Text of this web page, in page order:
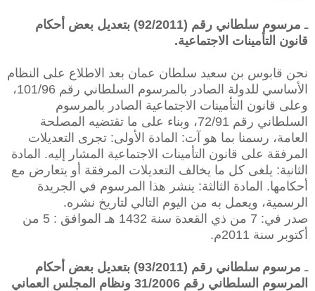
ـ
مرسوم سلطاني رقم (92/2011) بتعديل بعض أحكام
قانون التأمينات الاجتماعية.
نحن قابوس بن سعيد سلطان عمان بعد الاطلاع على النظام
الأساسي للدولة الصادر بالمرسوم السلطاني رقم 101/96،
وعلى قانون التأمينات الاجتماعية الصادر بالمرسوم
السلطاني رقم 72/91، وبناء على ما تقتضيه المصلحة
العامة، رسمنا بما هو آت: المادة الأولى: تجرى التعديلات
المرفقة على قانون التأمينات الاجتماعية المشار إليه. المادة
الثانية: يلغى كل ما يخالف التعديلات المرفقة أو يتعارض مع
أحكامها. المادة الثالثة: ينشر هذا المرسوم في الجريدة
الرسمية، ويعمل به من اليوم التالي لتاريخ نشره.
صدر في: 7 من ذي القعدة سنة 1432 هـ الموافق : 5 من
أكتوبر سنة 2011م.
ـ
مرسوم سلطاني رقم (93/2011) بتعديل بعض أحكام
المرسوم السلطاني رقم 31/2006 ونظام المجلس العماني